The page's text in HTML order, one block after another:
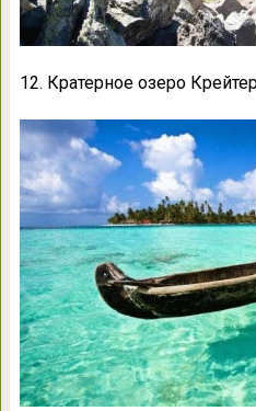
12. Кратерное озеро